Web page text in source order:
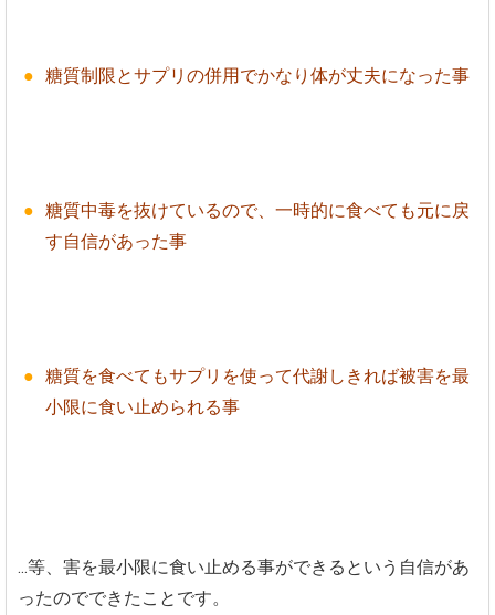
糖質制限とサプリの併用でかなり体が丈夫になった事
糖質中毒を抜けているので、一時的に食べても元に戻
す自信があった事
糖質を食べてもサプリを使って代謝しきれば被害を最
小限に食い止められる事
...等、害を最小限に食い止める事ができるという自信があ
ったのでできたことです。